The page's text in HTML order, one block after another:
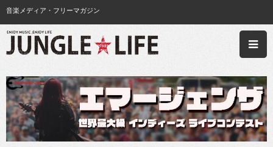
音楽メディア・フリーマガジン